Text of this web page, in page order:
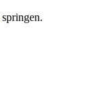
springen.